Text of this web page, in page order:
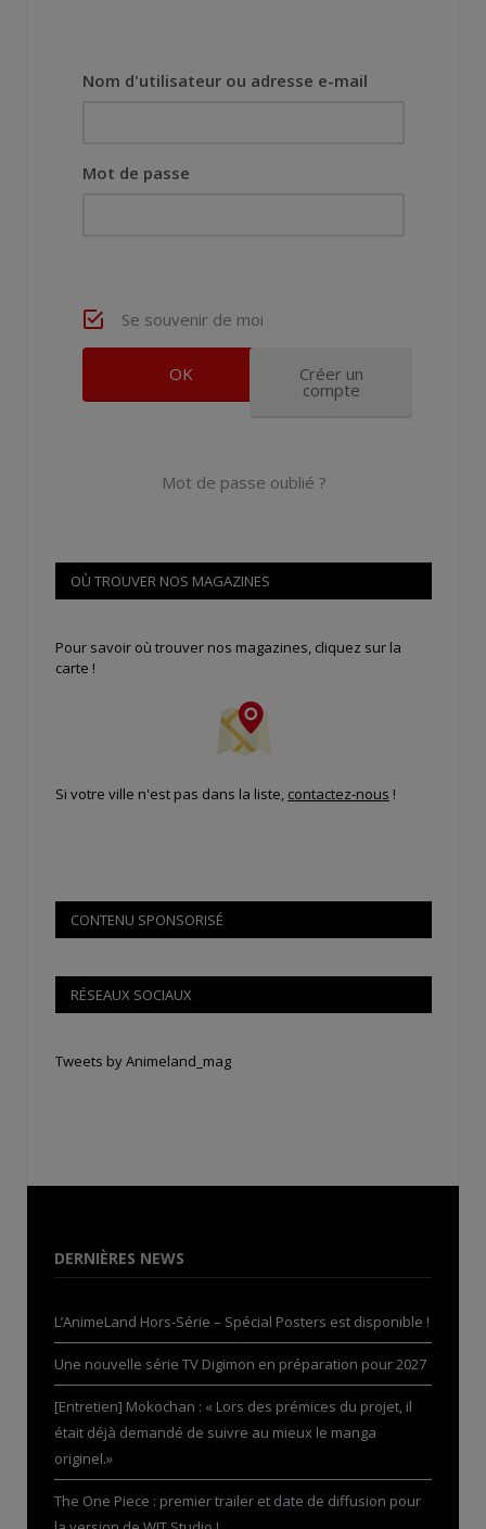
Nom d'utilisateur ou adresse e-mail
Mot de passe
Se souvenir de moi
Créer un
compte
Mot de passe oublié ?
OÙ TROUVER NOS MAGAZINES
Pour savoir où trouver nos magazines, cliquez sur la
carte !
Si votre ville n'est pas dans la liste, contactez-nous !
CONTENU SPONSORISÉ
RÉSEAUX SOCIAUX
Tweets by Animeland_mag
DERNIÈRES NEWS
L’AnimeLand Hors-Série – Spécial Posters est disponible !
Une nouvelle série TV Digimon en préparation pour 2027
[Entretien] Mokochan : « Lors des prémices du projet, il
était déjà demandé de suivre au mieux le manga
originel.»
The One Piece : premier trailer et date de diffusion pour